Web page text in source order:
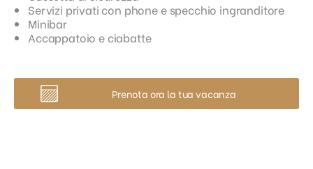
Servizi privati con phone e specchio ingranditore
Minibar
Accappatoio e ciabatte
Prenota ora la tua vacanza